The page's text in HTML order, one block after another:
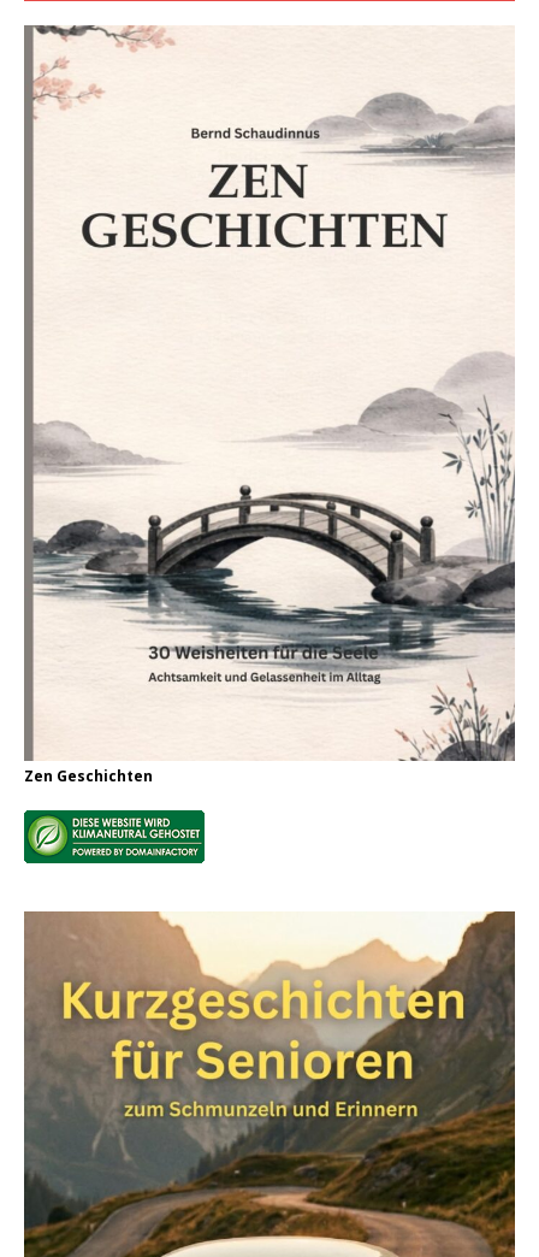
Zen Geschichten